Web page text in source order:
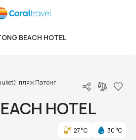
BEACH HOTEL
пляж Патонг
HOTEL
27 °C
30 °C